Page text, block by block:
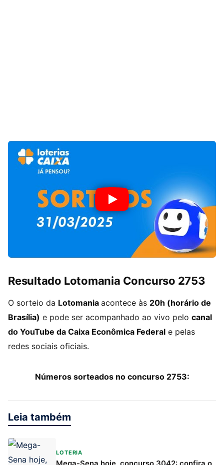
Resultado Lotomania Concurso 2753
O sorteio da Lotomania acontece às 20h (horário de
Brasília) e pode ser acompanhado ao vivo pelo canal
do YouTube da Caixa Econômica Federal e pelas
redes sociais oficiais.
Números sorteados no concurso 2753:
Leia também
LOTERIA
Mega-Sena hoje, concurso 3042: confira o